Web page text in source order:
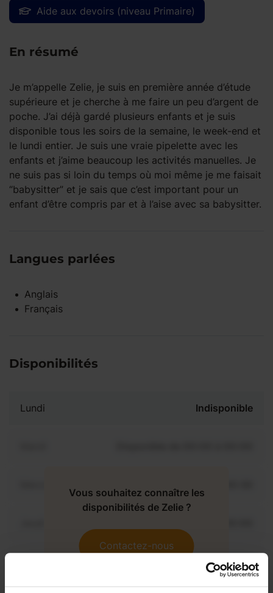
Aide aux devoirs (niveau Primaire)
En résumé
Je m’appelle Zelie, je suis en première année d’étude
supérieure et je cherche à me faire un peu d’argent de
poche. J’ai déjà gardé plusieurs enfants et je suis
disponible tous les soirs de la semaine, le week-end et
le lundi entier. Je suis une vraie pipelette avec les
enfants et j’aime beaucoup les activités manuelles. Je
ne suis pas si loin du temps où moi même je me faisait
“babysitter” et je sais que c’est important pour un
enfant d’être compris par et à l’aise avec sa babysitter.
Langues parlées
Anglais
Français
Disponibilités
Lundi Indisponible
Disponible de 00:00 à 00:00
Vous souhaitez connaître les
disponibilités de Zelie ?
Contactez-nous